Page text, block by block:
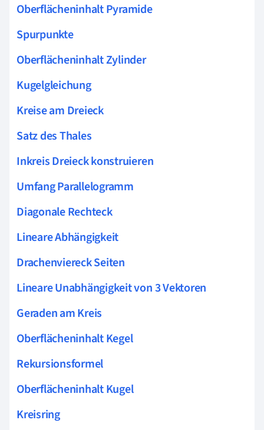
Oberflächeninhalt Pyramide
Spurpunkte
Oberflächeninhalt Zylinder
Kugelgleichung
Kreise am Dreieck
Satz des Thales
Inkreis Dreieck konstruieren
Umfang Parallelogramm
Diagonale Rechteck
Lineare Abhängigkeit
Drachenviereck Seiten
Lineare Unabhängigkeit von 3 Vektoren
Geraden am Kreis
Oberflächeninhalt Kegel
Rekursionsformel
Oberflächeninhalt Kugel
Kreisring